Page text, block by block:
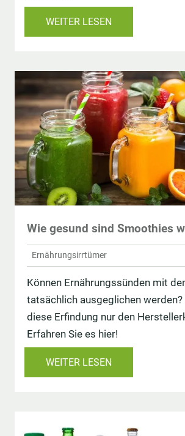
WEITER LESEN
Wie gesund sind Smoothies
Ernährungsirrtümer
Können Ernährungssünden mit
tatsächlich ausgeglichen werden?
diese Erfindung nur den
Erfahren Sie es hier!
WEITER LESEN